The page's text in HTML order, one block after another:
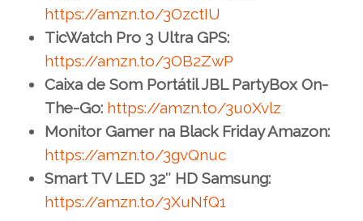
https://amzn.to/3OzctIU
TicWatch Pro 3 Ultra GPS:
https://amzn.to/3OB2ZwP
Caixa de Som Portátil JBL PartyBox On-
The-Go: https://amzn.to/3u0Xvlz
Monitor Gamer na Black Friday Amazon:
https://amzn.to/3gvQnuc
Smart TV LED 32″ HD Samsung:
https://amzn.to/3XuNfQ1